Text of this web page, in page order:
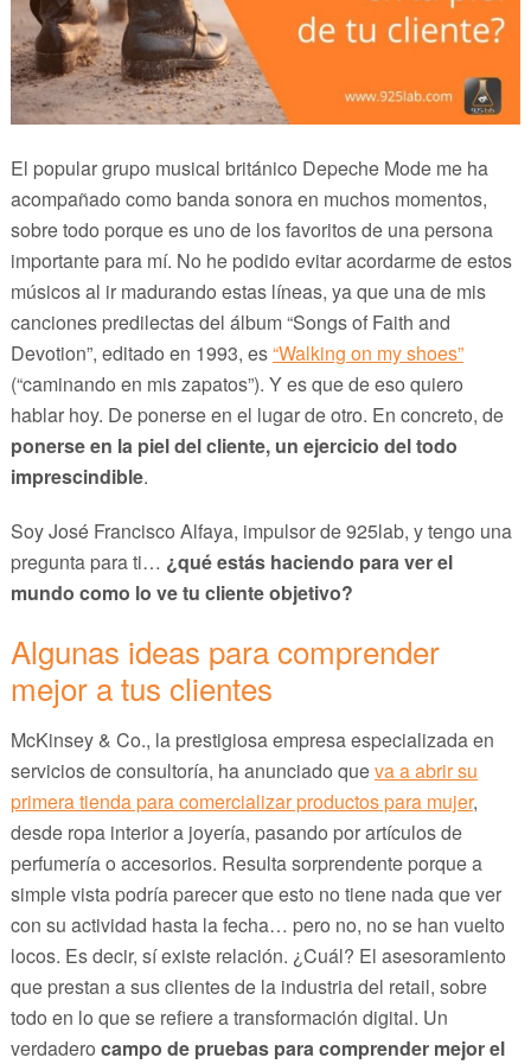
El popular grupo musical británico Depeche Mode me ha
acompañado como banda sonora en muchos momentos,
sobre todo porque es uno de los favoritos de una persona
importante para mí. No he podido evitar acordarme de estos
músicos al ir madurando estas líneas, ya que una de mis
canciones predilectas del álbum “Songs of Faith and
Devotion”, editado en 1993, es“Walking on my shoes”
(“caminando en mis zapatos”). Y es que de eso quiero
hablar hoy. De ponerse en el lugar de otro. En concreto, de
ponerse en la piel del cliente, un ejercicio del todo
imprescindible.
Soy José Francisco Alfaya, impulsor de 925lab, y tengo una
pregunta para ti… ¿qué estás haciendo para ver el
mundo como lo ve tu cliente objetivo?
Algunas ideas para comprender
mejor a tus clientes
McKinsey & Co., la prestigiosa empresa especializada en
servicios de consultoría, ha anunciado queva a abrir su
primera tienda para comercializar productos para mujer,
desde ropa interior a joyería, pasando por artículos de
perfumería o accesorios. Resulta sorprendente porque a
simple vista podría parecer que esto no tiene nada que ver
con su actividad hasta la fecha… pero no, no se han vuelto
locos. Es decir, sí existe relación. ¿Cuál? El asesoramiento
que prestan a sus clientes de la industria del retail, sobre
todo en lo que se refiere a transformación digital. Un
verdadero campo de pruebas para comprender mejor el